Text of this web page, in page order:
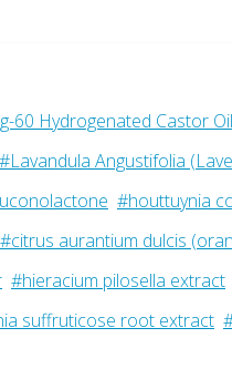
60 Hydrogenated Castor Oil
#Lavandula Angustifolia
#houttuynia
#citrus aurantium dulcis
#hieracium pilosella extract
suffruticose root extract